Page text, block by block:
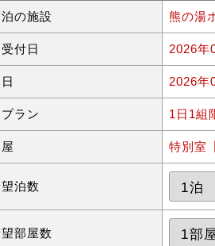
の施設 熊の湯
付日 2026年
2026年
ラン 1日1組
特別室
泊数
部屋数